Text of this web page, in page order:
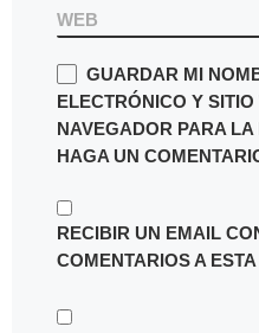
WEB
GUARDAR MI
ELECTRÓNICO Y
NAVEGADOR PARA
HAGA UN
RECIBIR UN EMAIL
COMENTARIOS A